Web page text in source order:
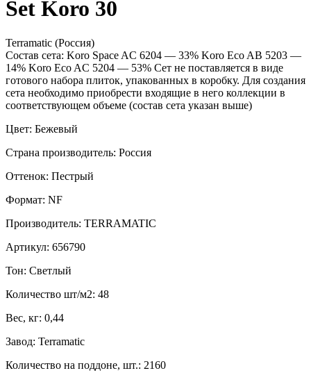
Set Koro 30
Terramatic (Россия)
Состав сета: Koro Space AC 6204 — 33% Koro Eco AB 5203 —
14% Koro Eco AC 5204 — 53% Сет не поставляется в виде
готового набора плиток, упакованных в коробку. Для создания
сета необходимо приобрести входящие в него коллекции в
соответствующем объеме (состав сета указан выше)
Цвет: Бежевый
Страна производитель: Россия
Оттенок: Пестрый
Формат: NF
Производитель: TERRAMATIC
Артикул: 656790
Тон: Светлый
Количество шт/м2: 48
Вес, кг: 0,44
Завод: Terramatic
Количество на поддоне, шт.: 2160